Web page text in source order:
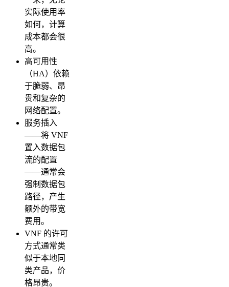
实际使用率
如何，计算
成本都会很
高。
高可用性
（HA）依赖
于脆弱、昂
贵和复杂的
网络配置。
服务插入
——将 VNF
置入数据包
流的配置
——通常会
强制数据包
路径，产生
额外的带宽
费用。
VNF 的许可
方式通常类
似于本地同
类产品，价
格昂贵。